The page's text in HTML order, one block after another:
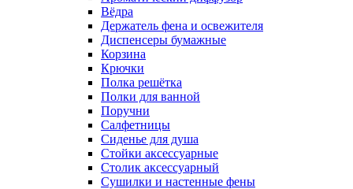
Вёдра
Держатель фена и освежителя
Диспенсеры бумажные
Корзина
Крючки
Полка решётка
Полки для ванной
Поручни
Салфетницы
Сиденье для душа
Стойки аксессуарные
Столик аксессуарный
Сушилки и настенные фены